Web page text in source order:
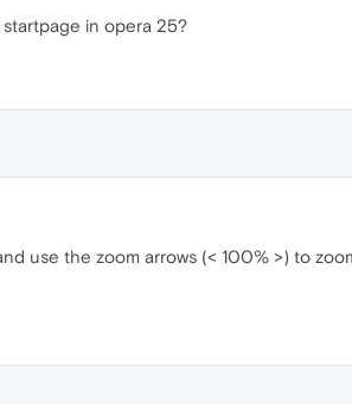
in opera 25?
use the zoom arrows (< 100% >) to